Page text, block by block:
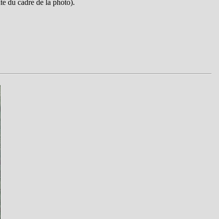
du cadre de la photo).